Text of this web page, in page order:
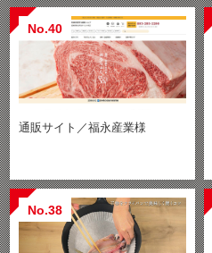
No.40
通販サイト／福永産業様
No.38